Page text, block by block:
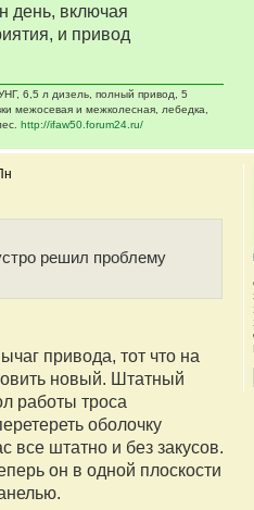
день, включая
и привод
6,5 л дизель, полный привод, 5
межосевая и межколесная, лебедка,
http://ifaw50.forum24.ru/
решил проблему
привода, тот что на
новый. Штатный
работы троса
оболочку
все штатно и без закусов.
он в одной плоскости